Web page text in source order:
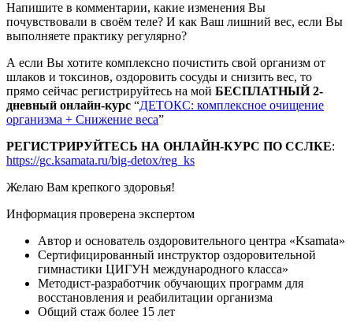
Напишите в комментарии, какие изменения Вы
почувствовали в своём теле? И как Ваш лишний вес, если Вы
выполняете практику регулярно?
А если Вы хотите комплексно почистить свой организм от
шлаков и токсинов, оздоровить сосуды и снизить вес, то
прямо сейчас регистрируйтесь на мой БЕСПЛАТНЫЙ 2-
дневный онлайн-курс “ДЕТОКС: комплексное очищение
организма + Снижение веса”
РЕГИСТРИРУЙТЕСЬ НА ОНЛАЙН-КУРС ПО ССЛКЕ:
https://gc.ksamata.ru/big-detox/reg_ks
Желаю Вам крепкого здоровья!
Информация проверена экспертом
Автор и основатель оздоровительного центра «Ksamata»
Сертифицированный инструктор оздоровительной
гимнастики ЦИГУН международного класса»
Методист-разработчик обучающих программ для
восстановления и реабилитации организма
Общий стаж более 15 лет